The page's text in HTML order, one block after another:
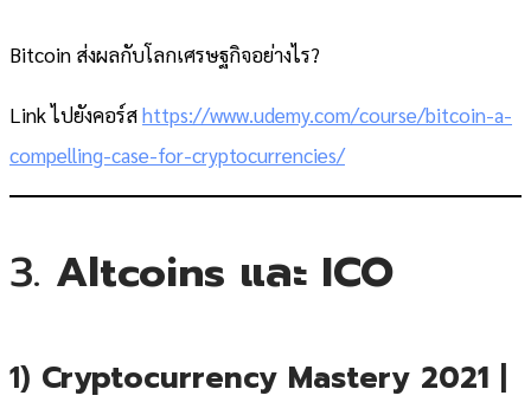
Bitcoin ส่งผลกับโลกเศรษฐกิจอย่างไร?
Link ไปยังคอร์สhttps://www.udemy.com/course/bitcoin-a-
compelling-case-for-cryptocurrencies/
3. Altcoins และ ICO
1) Cryptocurrency Mastery 2021